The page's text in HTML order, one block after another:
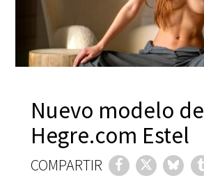
Nuevo modelo de
Hegre.com Estel
COMPARTIR